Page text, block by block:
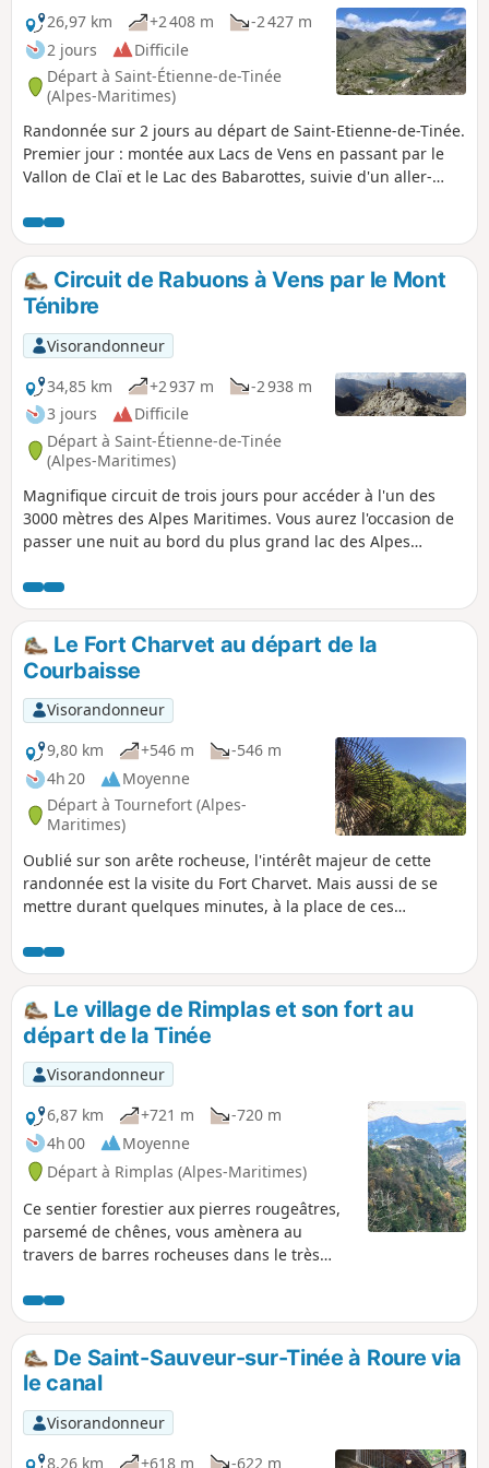
26,97 km
+2 408 m
-2 427 m
2 jours
Difficile
Départ à Saint-Étienne-de-Tinée
(Alpes-Maritimes)
Randonnée sur 2 jours au départ de Saint-Etienne-de-Tinée.
Premier jour : montée aux Lacs de Vens en passant par le
Vallon de Claï et le Lac des Babarottes, suivie d'un aller-
Cime du Fer, puis retour à Saint-Etienne-de-Tinée par Vallon
de Tortisse, Lac des Babarottes et Chemin de l'Energie.
Circuit de Rabuons à Vens par le Mont
Ténibre
Visorandonneur
34,85 km
+2 937 m
-2 938 m
3 jours
Difficile
Départ à Saint-Étienne-de-Tinée
(Alpes-Maritimes)
Magnifique circuit de trois jours pour accéder à l'un des
3000 mètres des Alpes Maritimes. Vous aurez l'occasion de
passer une nuit au bord du plus grand lac des Alpes
l'ascension du Mont Ténibre vous offrira un superbe
panorama sur l'Italie, et aussi le Mercantour jusqu'aux
sommets de la station d'Auron. Vous déposerez votre sac
pour une seconde nuit au bord d'un autre lac, moins
minéral et plus pastoral au refuge de Vens.
Le Fort Charvet au départ de la
Courbaisse
Visorandonneur
9,80 km
+546 m
-546 m
4h 20
Moyenne
Départ à Tournefort (Alpes-
Maritimes)
Oublié sur son arête rocheuse, l'intérêt majeur de cette
randonnée est la visite du Fort Charvet. Mais aussi de se
mettre durant quelques minutes, à la place de ces
vallées du Var et de la Tinée afin de se protéger contre
l'envahisseur piémontais possible. N'oublions pas que ce
secteur est français depuis 1860.
Le village de Rimplas et son fort au
départ de la Tinée
Visorandonneur
6,87 km
+721 m
-720 m
4h 00
Moyenne
Départ à Rimplas (Alpes-Maritimes)
Ce sentier forestier aux pierres rougeâtres,
parsemé de chênes, vous amènera au
travers de barres rocheuses dans le très
perché sur les hauteurs de la Tinée. Les
installations du fort sont au profit des
visiteurs que nous sommes. Le sentier
retour traverse une belle châtaigneraie
De Saint-Sauveur-sur-Tinée à Roure via
le canal
Visorandonneur
8,26 km
+618 m -622 m